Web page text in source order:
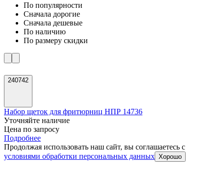
По популярности
Cначала дорогие
Cначала дешевые
По наличию
По размеру скидки
240742
Набор щеток для фритюрниц НПР 14736
Уточняйте наличие
Цена по запросу
Подробнее
Продолжая использовать наш сайт, вы соглашаетесь c
условиями обработки персональных данных Хорошо